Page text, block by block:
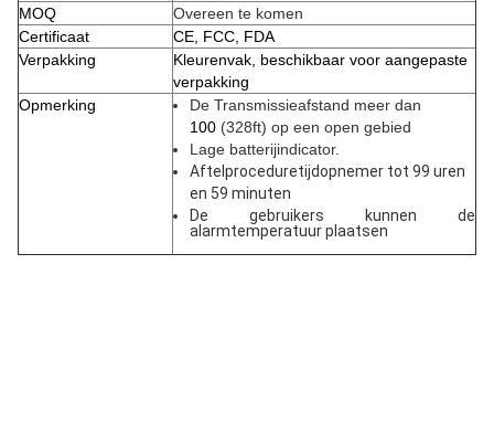
MOQ
Overeen te komen
Certificaat
CE, FCC, FDA
Verpakking
Kleurenvak, beschikbaar voor aangepaste
verpakking
Opmerking
De Transmissieafstand meer dan
100 (328ft) op een open gebied
Lage batterijindicator.
Aftelproceduretijdopnemer tot 99 uren
en 59 minuten
De gebruikers kunnen de
alarmtemperatuur plaatsen